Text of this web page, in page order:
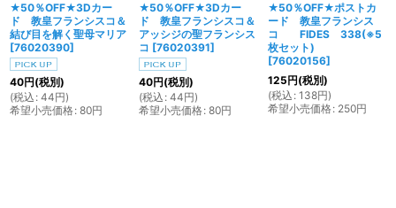
★50％OFF★3Dカー
ド 教皇フランシスコ＆
結び目を解く聖母マリア
[76020390]
40円(税別)
(税込 : 44円)
希望小売価格: 80円
★50％OFF★3Dカー
ド 教皇フランシスコ＆
アッシジの聖フランシス
コ [76020391]
40円(税別)
(税込 : 44円)
希望小売価格: 80円
★50％OFF★ポストカ
ード 教皇フランシス
コ FIDES 338(※5
枚セット)
[76020156]
125円(税別)
(税込 : 138円)
希望小売価格: 250円